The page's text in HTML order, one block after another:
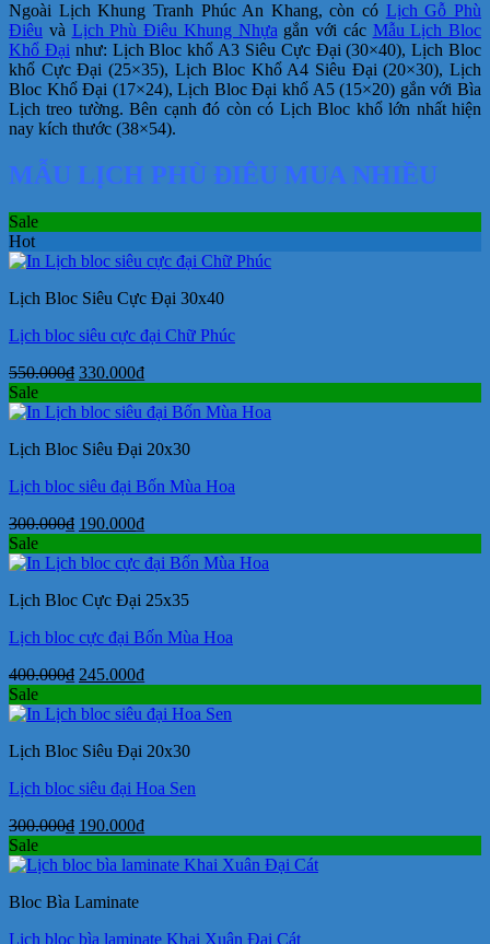
Ngoài Lịch Khung Tranh Phúc An Khang, còn có Lịch Gỗ Phù
Điêu và Lịch Phù Điêu Khung Nhựa gắn với các Mẫu Lịch Bloc
Khổ Đại như: Lịch Bloc khổ A3 Siêu Cực Đại (30×40), Lịch Bloc
khổ Cực Đại (25×35), Lịch Bloc Khổ A4 Siêu Đại (20×30), Lịch
Bloc Khổ Đại (17×24), Lịch Bloc Đại khổ A5 (15×20) gắn với Bìa
Lịch treo tường. Bên cạnh đó còn có Lịch Bloc khổ lớn nhất hiện
nay kích thước (38×54).
MẪU LỊCH PHÙ ĐIÊU MUA NHIỀU
Sale
Hot
Lịch Bloc Siêu Cực Đại 30x40
Lịch bloc siêu cực đại Chữ Phúc
550.000₫ Giá
là:
330.000₫Giá
tại
330.000₫.
Sale
Lịch Bloc Siêu Đại 20x30
Lịch bloc siêu đại Bốn Mùa Hoa
300.000₫ Giá
là:
190.000₫Giá
tại
190.000₫.
Sale
Lịch Bloc Cực Đại 25x35
Lịch bloc cực đại Bốn Mùa Hoa
400.000₫ Giá
là:
245.000₫Giá
tại
245.000₫.
Sale
Lịch Bloc Siêu Đại 20x30
Lịch bloc siêu đại Hoa Sen
300.000₫ Giá
là:
190.000₫Giá
tại
Sale
Bloc Bìa Laminate
Lịch bloc bìa laminate Khai Xuân Đại Cát